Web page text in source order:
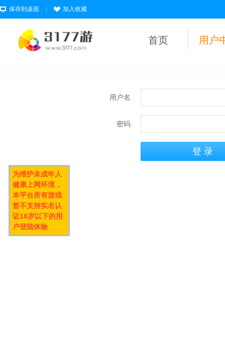
保存到桌面 加入收藏
首页 用户
用户名
密码
为维护未成年人
健康上网环境，
本平台所有游戏
暂不支持实名认
证18岁以下的用
户登陆体验